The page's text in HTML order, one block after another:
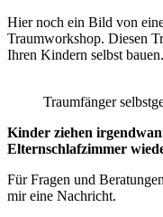
Hier noch ein Bild von
Traumworkshop. Diesen
Ihren Kindern selbst bauen.
Traumfänger
Kinder ziehen
Elternschlafzimmer
Für Fragen und
mir eine Nachricht.